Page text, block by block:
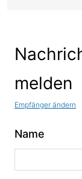
melden
Empfänger ändern
Name